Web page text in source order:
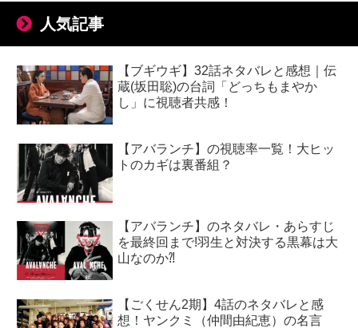
人気記事
【ブギウギ】32話ネタバレと感想｜伝
蔵(坂田聡)の台詞「どっちもまやか
し」に視聴者共感！
【アバランチ】の視聴率一覧！大ヒッ
トのカギは裏番組？
【アバランチ】のネタバレ・あらすじ
を最終回まで!羽生と対決する黒幕は大
山なのか⁈
【ごくせん2期】4話のネタバレと感
想！ヤンクミ（仲間由紀恵）の名言